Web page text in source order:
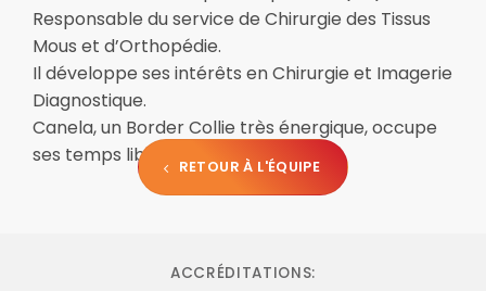
Responsable du service de Chirurgie des Tissus
Mous et d’Orthopédie.
Il développe ses intérêts en Chirurgie et Imagerie
Diagnostique.
Canela, un Border Collie très énergique, occupe
ses temps libres.
RETOUR À L'ÉQUIPE
ACCRÉDITATIONS: